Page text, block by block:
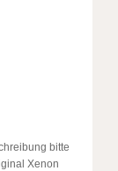
bitte
Xenon